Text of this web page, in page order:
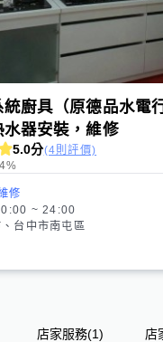
廚具（原德品水電
器安裝，維修
5.0分(4則評價)
%
修
~ 24:00
台中市南屯區
店家服務(1) 店